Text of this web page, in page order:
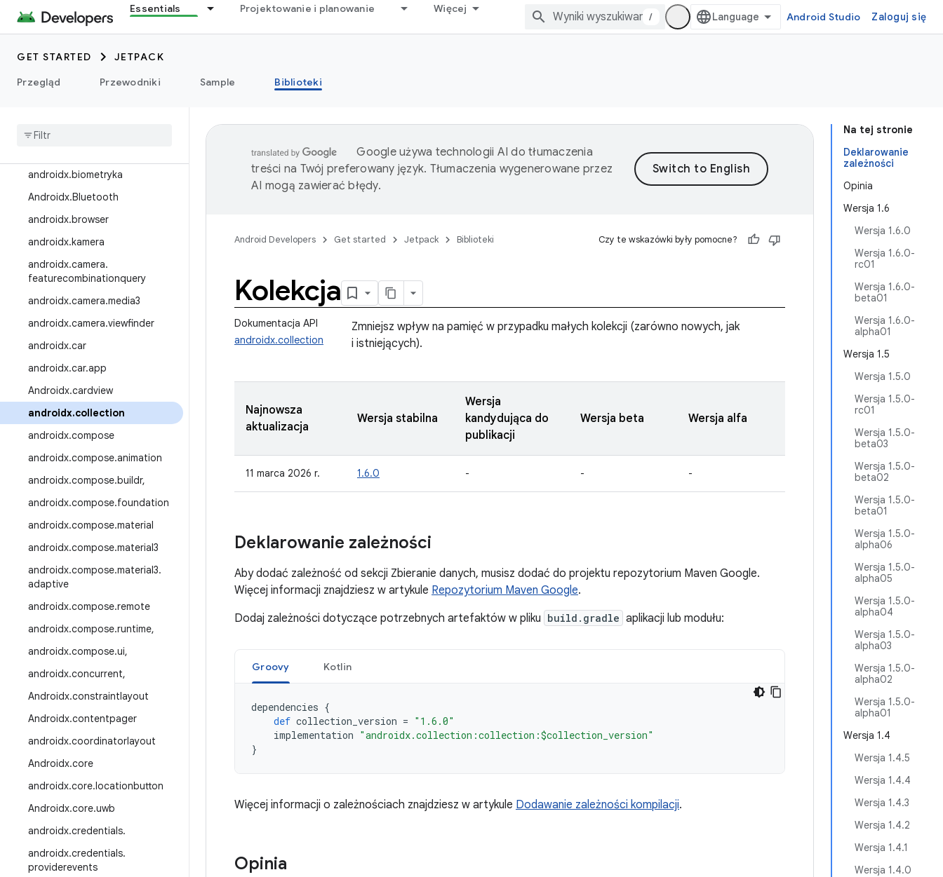
Essentials Projektowanie i planowanie Więcej
/ Android Studio Zaloguj się
GET STARTED
JETPACK
Przegląd
Przewodniki Sample Biblioteki
androidx.appcompat
androidx.appsearch
Androidx.arch.core
Androidx
androidx.biometryka
Androidx.Bluetooth
androidx.browser
androidx.kamera
androidx.camera.
featurecombinationquery
androidx.camera.media3
androidx.camera.viewfinder
androidx.car
androidx.car.app
Androidx.cardview
androidx.collection
androidx.compose
androidx.compose.animation
androidx.compose.buildr,
androidx.compose.foundation
androidx.compose.material
androidx.compose.material3
androidx.compose.material3.
adaptive
androidx.compose.remote
androidx.compose.runtime,
androidx.compose.ui,
androidx.concurrent,
Androidx.constraintlayout
Androidx.contentpager
androidx.coordinatorlayout
Androidx.core
androidx.core.locationbutton
Androidx.core.uwb
androidx.credentials.
androidx.credentials.
providerevents
Na tej stronie
Deklarowanie
zależności
Opinia
Wersja 1.6
Wersja 1.6.0
Wersja 1.6.0-
rc01
Wersja 1.6.0-
beta01
Wersja 1.6.0-
alpha01
Wersja 1.5
Wersja 1.5.0
Wersja 1.5.0-
rc01
Wersja 1.5.0-
beta03
Wersja 1.5.0-
beta02
Wersja 1.5.0-
beta01
Wersja 1.5.0-
alpha06
Wersja 1.5.0-
alpha05
Wersja 1.5.0-
alpha04
Wersja 1.5.0-
alpha03
Wersja 1.5.0-
alpha02
Wersja 1.5.0-
alpha01
Wersja 1.4
Wersja 1.4.5
Wersja 1.4.4
Wersja 1.4.3
Wersja 1.4.2
Wersja 1.4.1
Wersja 1.4.0
Google używa technologii AI do tłumaczenia
treści na Twój preferowany język. Tłumaczenia wygenerowane przez
AI mogą zawierać błędy.
Android Developers Get started Jetpack Biblioteki Czy te wskazówki były pomocne?
Kolekcja
Dokumentacja API
androidx.collection
Zmniejsz wpływ na pamięć w przypadku małych kolekcji (zarówno nowych, jak
i istniejących).
Najnowsza
aktualizacja
Wersja stabilna
Wersja
kandydująca do
publikacji
Wersja beta Wersja alfa
11 marca 2026 r. 1.6.0 - - -
Deklarowanie zależności
Aby dodać zależność od sekcji Zbieranie danych, musisz dodać do projektu repozytorium Maven Google.
Więcej informacji znajdziesz w artykule Repozytorium Maven Google.
Dodaj zależności dotyczące potrzebnych artefaktów w pliku build.gradle aplikacji lub modułu:
Groovy Kotlin
dependencies {
def collection_version = "1.6.0"
implementation "androidx.collection:collection:$collection_version"
}
Więcej informacji o zależnościach znajdziesz w artykule Dodawanie zależności kompilacji.
Opinia